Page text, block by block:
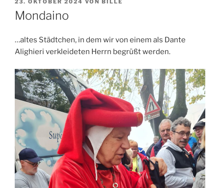
AM
23. OKTOBER 2024 VON BILLE
Mondaino
…altes Städtchen, in dem wir von einem als Dante
Alighieri verkleideten Herrn begrüßt werden.